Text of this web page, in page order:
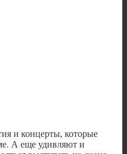
и концерты, которые
А еще удивляют и